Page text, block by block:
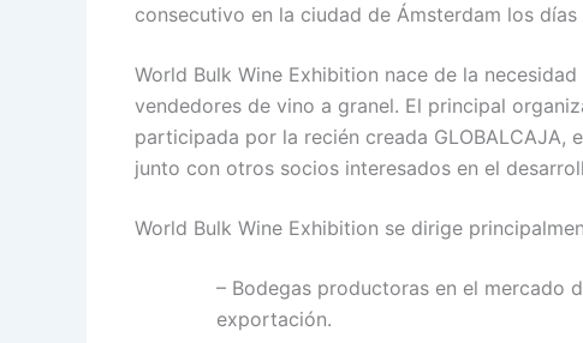
consecutivo en la ciudad de Ámsterdam los
World Bulk Wine Exhibition nace de la
vendedores de vino a granel. El principal
participada por la recién creada
junto con otros socios interesados en el
World Bulk Wine Exhibition se dirige
– Bodegas productoras en el mercado
exportación.